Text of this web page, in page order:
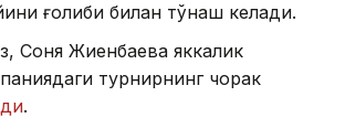
ғолиби билан тўқнаш келади.
Соня Жиенбаева яккалик
турнирнинг чорак
.